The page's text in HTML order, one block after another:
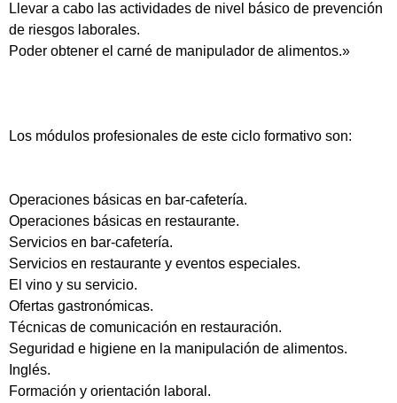
Llevar a cabo las actividades de nivel básico de prevención
de riesgos laborales.
Poder obtener el carné de manipulador de alimentos.»
Los módulos profesionales de este ciclo formativo son:
Operaciones básicas en bar-cafetería.
Operaciones básicas en restaurante.
Servicios en bar-cafetería.
Servicios en restaurante y eventos especiales.
El vino y su servicio.
Ofertas gastronómicas.
Técnicas de comunicación en restauración.
Seguridad e higiene en la manipulación de alimentos.
Inglés.
Formación y orientación laboral.